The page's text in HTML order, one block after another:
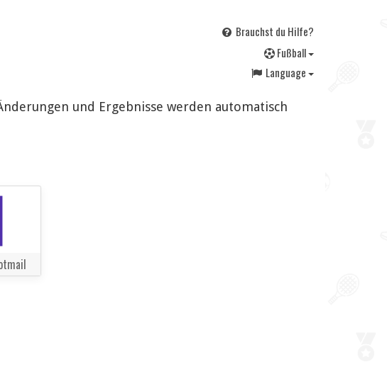
Brauchst du Hilfe?
Fußball
Language
und Ergebnisse werden automatisch